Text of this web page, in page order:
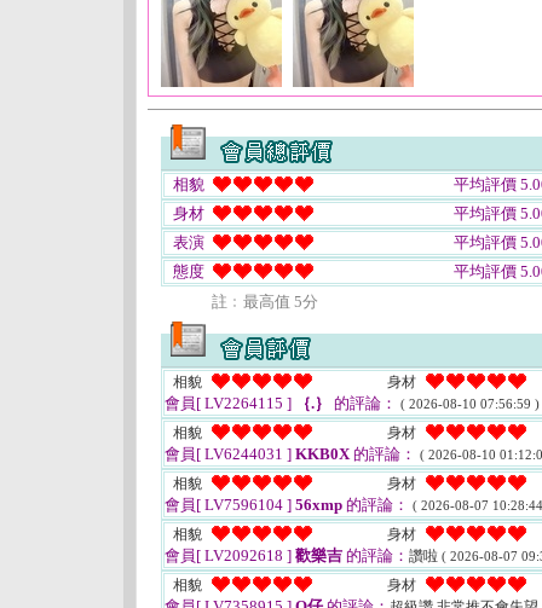
相貌
平均評價
身材
平均評價
表演
平均評價
態度
平均評價
註﹕最高值 5分
相貌 身材
會員[ LV2264115 ] ｛.｝ 的評論： ( 2026-08-10 07:56:59 )
相貌 身材
會員[ LV6244031 ] KKB0X的評論： ( 2026-08-10
相貌 身材
會員[ LV7596104 ] 56xmp 的評論： ( 2026-08-07
相貌 身材
會員[ LV2092618 ] 歡樂吉 的評論： 讚啦 ( 2026-08-07
相貌 身材